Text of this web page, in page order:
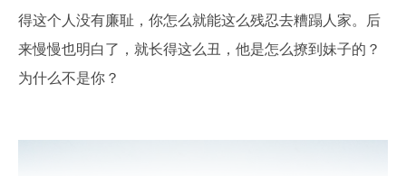
得这个人没有廉耻，你怎么就能这么残忍去糟蹋人家。后
来慢慢也明白了，就长得这么丑，他是怎么撩到妹子的？
为什么不是你？